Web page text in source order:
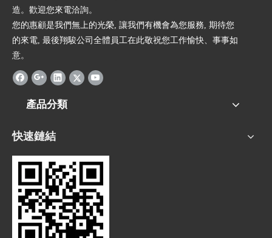
造。歡迎您來電洽詢。
您的惠顧是我們無上的光榮, 讓我們有機會為您服務, 期待您
的來電, 最後翔駿公司全體員工在此敬祝您工作愉快、事事如
意。
產品分類
快速鏈結